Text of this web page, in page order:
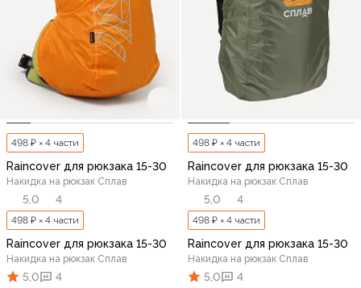
498 ₽ × 4 части
Raincover для рюкзака 15-30
Накидка на рюкзак Сплав
5,0 4
498 ₽ × 4 части
Raincover для рюкзака 15-30
Накидка на рюкзак Сплав
5,0 4
498 ₽ × 4 части
Raincover для рюкзака 15-30
Накидка на рюкзак Сплав
5,0 4
498 ₽ × 4 части
Raincover для рюкзака 15-30
Накидка на рюкзак Сплав
5,0 4